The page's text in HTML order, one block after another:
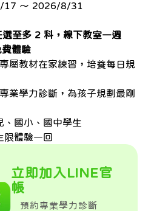
17 ～ 2026/8/31
至多 2 科，線下教室一週
費體驗
屬教材在家練習，培養每日規
業學力診斷，為孩子規劃最剛
、國小、國中學生
體驗一回
立即加入LINE官
帳
預約專業學力診斷